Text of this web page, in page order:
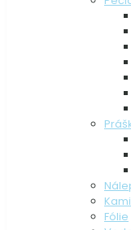
Fólie